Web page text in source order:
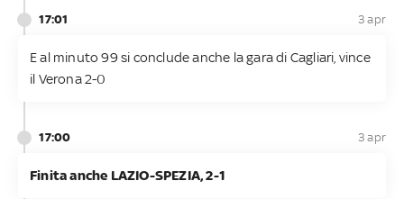
17:01 3 apr
E al minuto 99 si conclude anche la gara di Cagliari, vince
il Verona 2-0
17:00 3 apr
Finita anche LAZIO-SPEZIA, 2-1